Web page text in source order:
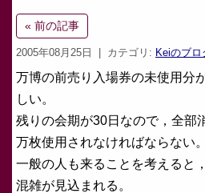
« 前の記事
2005年08月25日 | カテゴリ: Keiのブロ
万博の前売り入場券の未使用分
しい。
残りの会期が30日なので，全部
万枚使用されなければならない。
一般の人も来ることを考えると
混雑が見込まれる。